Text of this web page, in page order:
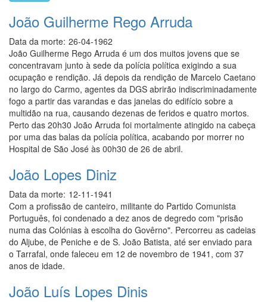
João Guilherme Rego Arruda
Data da morte: 26-04-1962
João Guilherme Rego Arruda é um dos muitos jovens que se
concentravam junto à sede da polícia política exigindo a sua
ocupação e rendição. Já depois da rendição de Marcelo Caetano
no largo do Carmo, agentes da DGS abrirão indiscriminadamente
fogo a partir das varandas e das janelas do edifício sobre a
multidão na rua, causando dezenas de feridos e quatro mortos.
Perto das 20h30 João Arruda foi mortalmente atingido na cabeça
por uma das balas da polícia política, acabando por morrer no
Hospital de São José às 00h30 de 26 de abril.
João Lopes Diniz
Data da morte: 12-11-1941
Com a profissão de canteiro, militante do Partido Comunista
Português, foi condenado a dez anos de degredo com "prisão
numa das Colónias à escolha do Govêrno". Percorreu as cadeias
do Aljube, de Peniche e de S. João Batista, até ser enviado para
o Tarrafal, onde faleceu em 12 de novembro de 1941, com 37
anos de idade.
João Luís Lopes Dinis